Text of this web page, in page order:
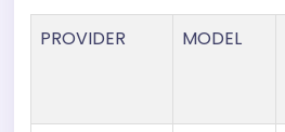
PROVIDER MODEL